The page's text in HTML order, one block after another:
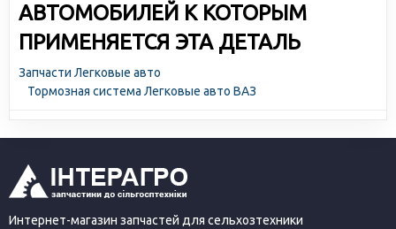
АВТОМОБИЛЕЙ К КОТОРЫМ
ПРИМЕНЯЕТСЯ ЭТА ДЕТАЛЬ
Запчасти Легковые авто
Тормозная система Легковые авто ВАЗ
Интернет-магазин запчастей для сельхозтехники